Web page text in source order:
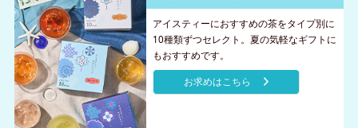
アイスティーにおすすめの茶をタイプ別に
10種類ずつセレクト。夏の気軽なギフトに
もおすすめです。
お求めはこちら